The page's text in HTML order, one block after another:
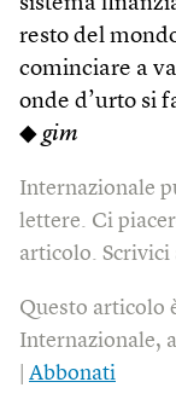
resto del
cominciare a
onde d’urto si
◆ gim
Internazionale
lettere. Ci
articolo. Scrivici
Questo articolo
Internazionale,
Abbonati